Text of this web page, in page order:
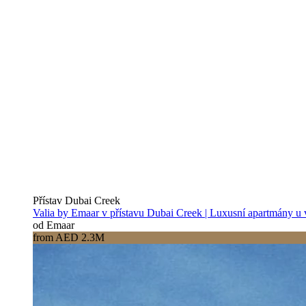
Přístav Dubai Creek
Valia by Emaar v přístavu Dubai Creek | Luxusní apartmány u
od Emaar
from AED 2.3M